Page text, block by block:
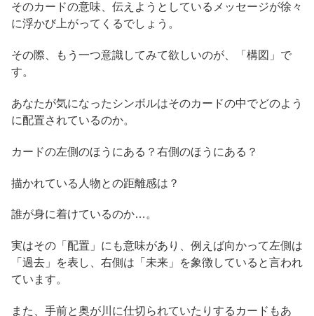
そのカードの意味、伝えようとしているメッセージが徐々
に浮かび上がってくるでしょう。
その際、もう一つ意識してみて欲しいのが、「構図」で
す。
あなたが気になったシンボルはそのカードの中でどのよう
に配置されているのか。
カードの左側のほうにある？右側のほうにある？
描かれている人物との距離感は？
誰が身に着けているのか…。
実はその「配置」にも意味があり、例えば向かって左側は
「過去」を表し、右側は「未来」を象徴していると言われ
ています。
また、手前と奥が川に仕切られていたりするカードもあ